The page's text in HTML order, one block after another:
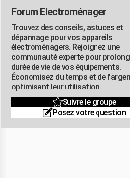
Forum Electroménager
Trouvez des conseils, astuces et
dépannage pour vos appareils
électroménagers. Rejoignez une
communauté experte pour
durée de vie de vos équipements.
Économisez du temps et de
optimisant leur utilisation.
Suivre le groupe
Posez votre question